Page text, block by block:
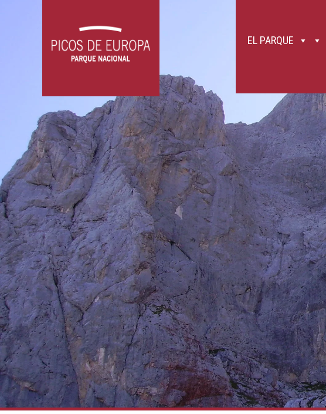
dificultad. Las mochilas portabebés o los petos frontales
caen directamente encima de las Rutas. Así como la roca
del Cares, además, están prohibidas las correas extensibles y
pistas permitidas para la circulación de vehículos a motor. Por
demás!
EL PARQUE